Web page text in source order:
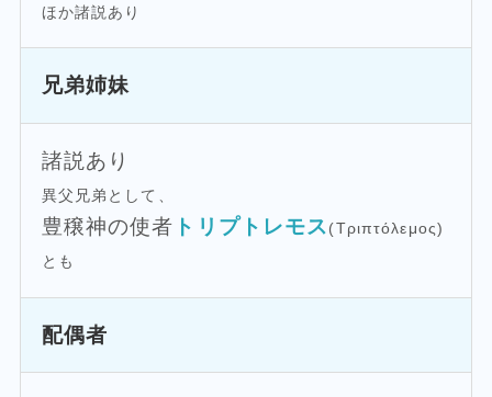
ほか諸説あり
兄弟姉妹
諸説あり
異父兄弟として、
豊穣神の使者 トリプトレモス(Τριπτόλεμος)
とも
配偶者